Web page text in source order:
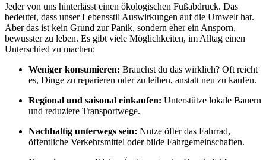
Jeder von uns hinterlässt einen ökologischen Fußabdruck. Das
bedeutet, dass unser Lebensstil Auswirkungen auf die Umwelt hat.
Aber das ist kein Grund zur Panik, sondern eher ein Ansporn,
bewusster zu leben. Es gibt viele Möglichkeiten, im Alltag einen
Unterschied zu machen:
Weniger konsumieren: Brauchst du das wirklich? Oft reicht
es, Dinge zu reparieren oder zu leihen, anstatt neu zu kaufen.
Regional und saisonal einkaufen: Unterstütze lokale Bauern
und reduziere Transportwege.
Nachhaltig unterwegs sein: Nutze öfter das Fahrrad,
öffentliche Verkehrsmittel oder bilde Fahrgemeinschaften.